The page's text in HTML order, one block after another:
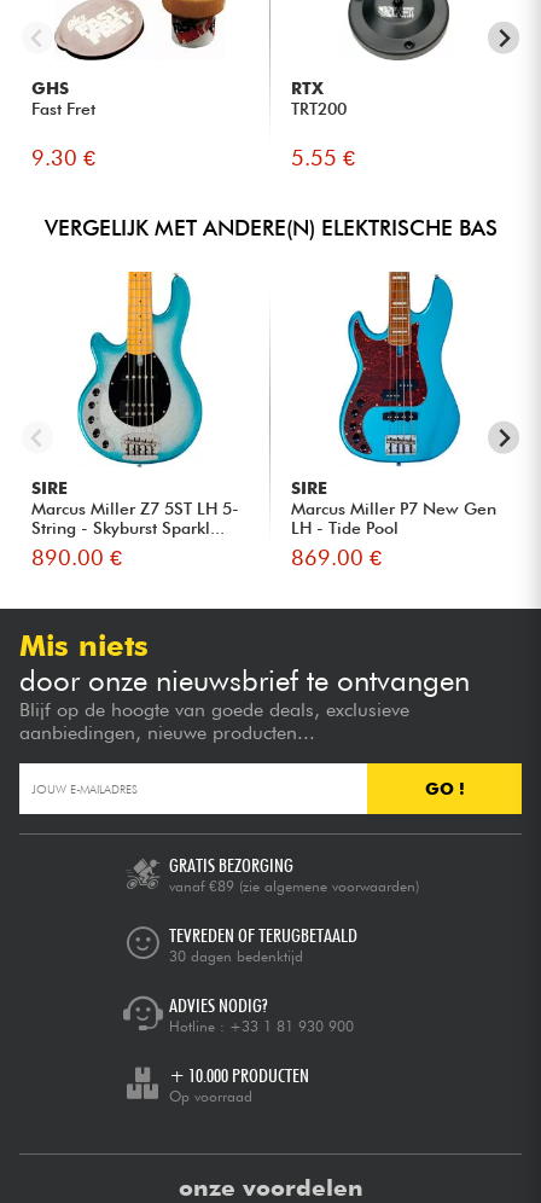
GHS
Fast Fret
9.30 €
RTX
TRT200
5.55 €
VERGELIJK MET ANDERE(N) ELEKTRISCHE BAS
SIRE
Marcus Miller Z7 5ST LH 5-
String - Skyburst Sparkl...
890.00 €
SIRE
Marcus Miller P7 New Gen
LH - Tide Pool
869.00 €
Mis niets
door onze nieuwsbrief te ontvangen
Blijf op de hoogte van goede deals, exclusieve
aanbiedingen, nieuwe producten...
GO !
GRATIS BEZORGING
vanaf €89 (zie algemene voorwaarden)
TEVREDEN OF TERUGBETAALD
30 dagen bedenktijd
ADVIES NODIG?
Hotline : +33 1 81 930 900
+ 10.000 PRODUCTEN
Op voorraad
onze voordelen